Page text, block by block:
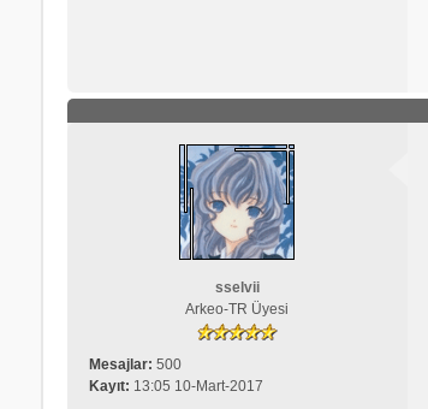
sselvii
Arkeo-TR Üyesi
Mesajlar: 500
Kayıt: 13:05 10-Mart-2017